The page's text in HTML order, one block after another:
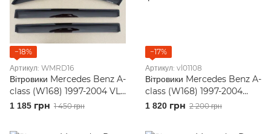
−18%
Артикул: WMRD16
Вітровики Mercedes Benz A-
class (W168) 1997-2004 VL-
Tuning Дефлектори вікон
1 185 грн 1 450 грн
−17%
Артикул: vl01108
Вітровики Mercedes Benz A-
class (W168) 1997-2004
Хром молдинг VL-Tuning
1 820 грн 2 200 грн